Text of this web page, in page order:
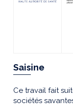
Saisine
Ce travail fait
sociétés